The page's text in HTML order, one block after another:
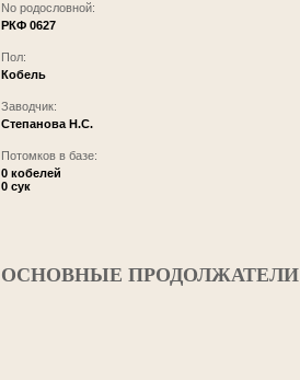
No родословной:
РКФ 0627
Пол:
Кобель
Заводчик:
Степанова Н.С.
Потомков в базе:
0 кобелей
0 сук
ОСНОВНЫЕ ПРОДОЛЖАТЕЛИ